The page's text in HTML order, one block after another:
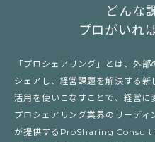
どんな
プロがいれ
「プロシェアリング」とは、外
シェアし、経営課題を解決する
活用を使いこなすことで、経営に
プロシェアリング業界のリーデ
が提供するProSharing